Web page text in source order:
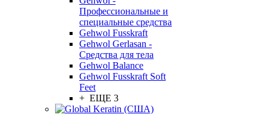
Профессиональные и
специальные средства
Gehwol Fusskraft
Gehwol Gerlasan -
Средства для тела
Gehwol Balance
Gehwol Fusskraft Soft
Feet
+ ЕЩЕ 3